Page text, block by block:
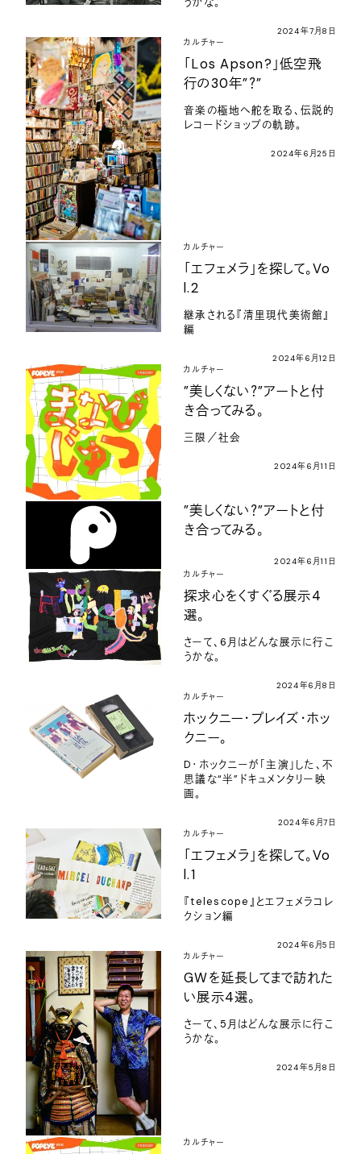
2024年7月8日
カルチャー
「Los Apson?」低空飛
行の30年”？”
音楽の極地へ舵を取る、伝説的
レコードショップの軌跡。
2024年6月25日
カルチャー
「エフェメラ」を探して。Vo
l.2
継承される『清里現代美術館』
編
2024年6月12日
カルチャー
”美しくない？”アートと付
き合ってみる。
三限／社会
2024年6月11日
”美しくない？”アートと付
き合ってみる。
2024年6月11日
カルチャー
探求心をくすぐる展示4
選。
さーて、6月はどんな展示に行こ
うかな。
2024年6月8日
カルチャー
ホックニー・プレイズ・ホッ
クニー。
D・ホックニーが「主演」した、不
思議な“半”ドキュメンタリー映
画。
2024年6月7日
カルチャー
「エフェメラ」を探して。Vo
l.1
『telescope』とエフェメラコレ
クション編
2024年6月5日
カルチャー
GWを延長してまで訪れた
い展示4選。
さーて、5月はどんな展示に行こ
うかな。
2024年5月8日
カルチャー